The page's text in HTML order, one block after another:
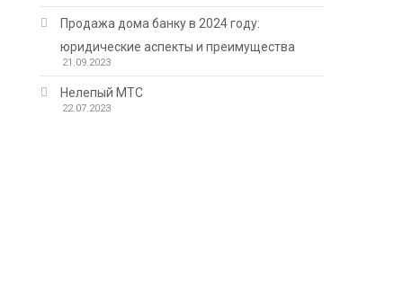
Продажа дома банку в 2024 году:
юридические аспекты и преимущества
21.09.2023
Нелепый МТС
22.07.2023